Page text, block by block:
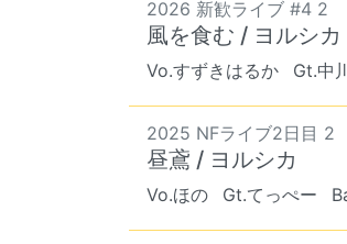
2026 新歓ライブ #4 2
風を食む / ヨルシカ
Vo.すずきはるか Gt.中
2025 NFライブ2日目 2
昼鳶 / ヨルシカ
Vo.ほの Gt.てっぺー